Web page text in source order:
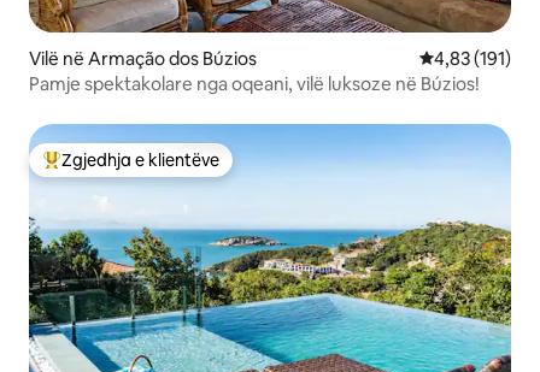
Vilë në Armação dos Búzios Vlerësimi
4,83 (191)
Pamje spektakolare nga oqeani, vilë luksoze në Búzios!
Më të mirat e zgjedhjeve të klientëve
Zgjedhja e klientëve